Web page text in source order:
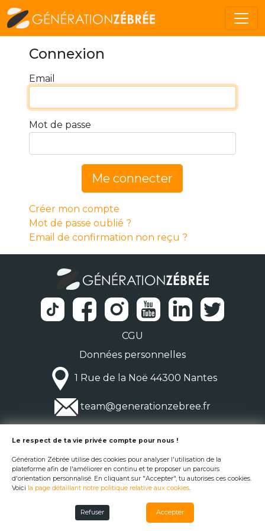
Connexion
Email
Mot de passe
Me connecter
Créer mon compte
Mot de passe oublié ?
Email de confirmation non reçu ?
CGU
Données personnelles
1 Rue de la Noë 44300 Nantes
team@generationzebree.fr
© Génération Zébrée 2026
Le respect de ta vie privée compte pour nous !
Génération Zébrée utilise des cookies pour analyser l'utilisation de la
plateforme afin de l'améliorer en continu et te proposer un parcours
d'orientation personnalisé. En cliquant sur "Accepter", tu autorises ces cookies.
Voici la page détaillant notre politique relative aux cookies.
Refuser Accepter